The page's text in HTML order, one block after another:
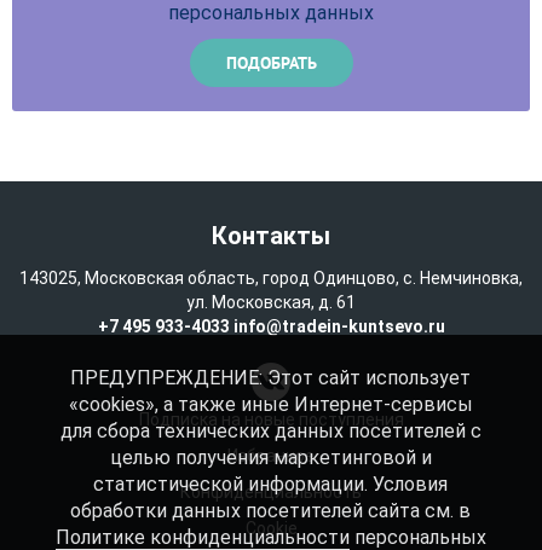
персональных данных
Контакты
143025, Московская область, город Одинцово, с. Немчиновка,
ул. Московская, д. 61
+7 495 933-4033 info@tradein-kuntsevo.ru
Подписка на новые поступления
Избранное
Конфиденциальность
Cookie
ПРЕДУПРЕЖДЕНИЕ: Этот сайт использует
«cookies», а также иные Интернет-сервисы
для сбора технических данных посетителей с
целью получения маркетинговой и
статистической информации. Условия
обработки данных посетителей сайта см. в
Политике конфиденциальностиперсональных